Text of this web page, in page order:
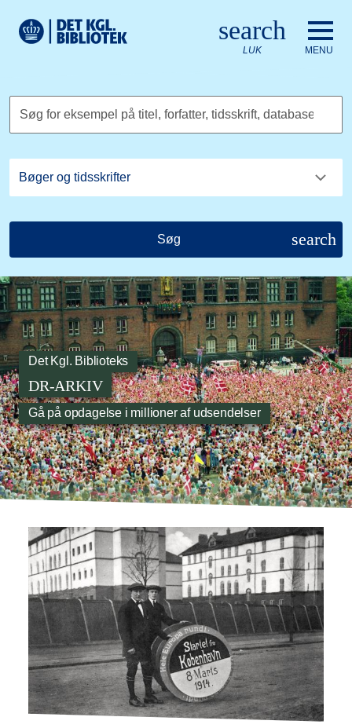
Det Kongelige Biblioteks logo. Gå til Det Kongelige
search
LUK MENU
Søg for eksempel på titel, forfatter, tidsskrift, database
Søg search
Det Kgl. Biblioteks
DR-ARKIV
Gå på opdagelse i millioner af udsendelser